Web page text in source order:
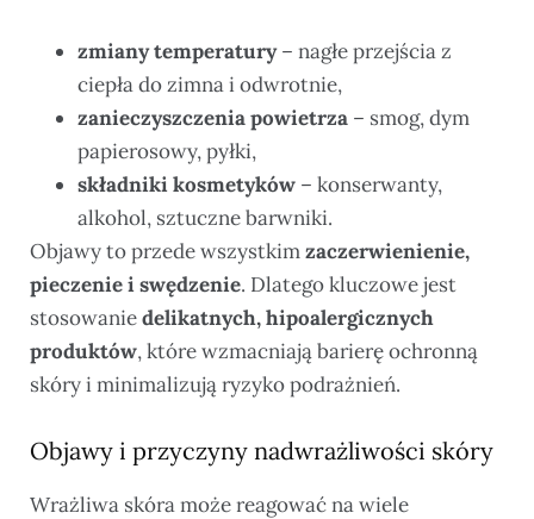
zmiany temperatury– nagłe przejścia z
ciepła do zimna i odwrotnie,
zanieczyszczenia powietrza – smog, dym
papierosowy, pyłki,
składniki kosmetyków – konserwanty,
alkohol, sztuczne barwniki.
Objawy to przede wszystkimzaczerwienienie,
pieczenie i swędzenie. Dlatego kluczowe jest
stosowaniedelikatnych, hipoalergicznych
produktów, które wzmacniają barierę ochronną
skóry i minimalizują ryzyko podrażnień.
Objawy i przyczyny nadwrażliwości skóry
Wrażliwa skóra może reagować na wiele